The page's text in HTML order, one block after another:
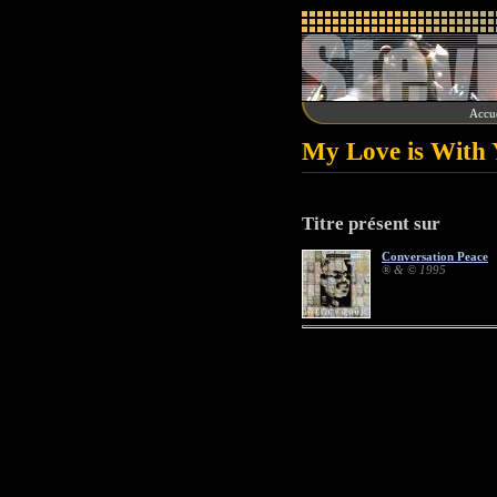
My Love is With
Titre présent sur
Conversation Peace
® & © 1995